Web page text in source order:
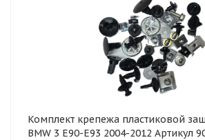
Комплект крепежа пластиковой
BMW 3 E90-E93 2004-2012 Артикул